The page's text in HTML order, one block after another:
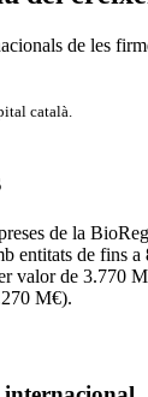
de les
català.
de la
entitats de fins a
valor de 3.770
M€).